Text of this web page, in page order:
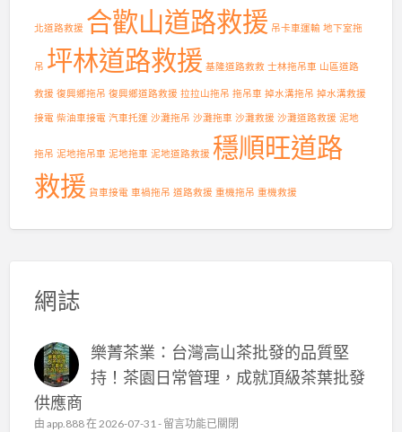
北道路救援 合歡山道路救援 吊卡車運輸 地下室拖
吊 坪林道路救援 基隆道路救救 士林拖吊車 山區道路
救援 復興鄉拖吊 復興鄉道路救援 拉拉山拖吊 拖吊車 掉水溝拖吊 掉水溝救援
接電 柴油車接電 汽車托運 沙灘拖吊 沙灘拖車 沙灘救援 沙灘道路救援 泥地
拖吊 泥地拖吊車 泥地拖車 泥地道路救援 穩順旺道路
救援 貨車接電 車禍拖吊 道路救援 重機拖吊 重機救援
網誌
樂菁茶業：台灣高山茶批發的品質堅
持！茶園日常管理，成就頂級茶葉批發
供應商
由 app.888在 2026-07-31 - 在
留言功能已關閉